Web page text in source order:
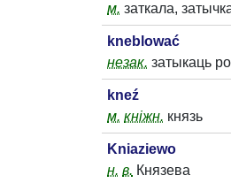
м. заткала,
kneblować
незак. затыкаць
kneź
м. кніжн. князь
Kniaziewo
н. в. Князева